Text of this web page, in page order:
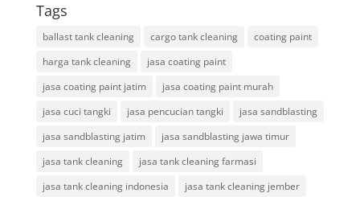
Tags
ballast tank cleaning cargo tank cleaning
coating paint
harga tank cleaning
jasa coating paint
jasa coating paint jatim
jasa coating paint murah
jasa cuci tangki
jasa pencucian tangki
jasa sandblasting
jasa sandblasting jatim
jasa sandblasting jawa timur
jasa tank cleaning
jasa tank cleaning farmasi
jasa tank cleaning indonesia
jasa tank cleaning jember